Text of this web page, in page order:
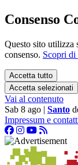
Consenso
Questo sito utilizza
consenso. Scopri di
Accetta tutto
Accetta selezionati
Vai al contenuto
Sab 8 ago | Santo
Impressum e